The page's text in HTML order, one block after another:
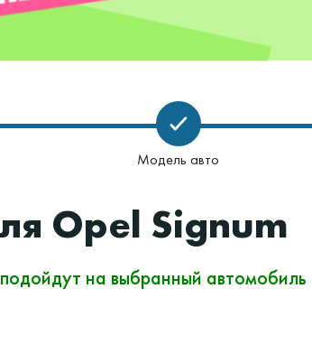
Модель авто
Opel Signum
на выбранный автомобиль